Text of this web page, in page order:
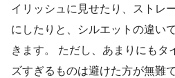
イリッシュに見せたり、ストレ
にしたりと、シルエットの違い
きます。 ただし、あまりにもタ
ズすぎるものは避けた方が無難で